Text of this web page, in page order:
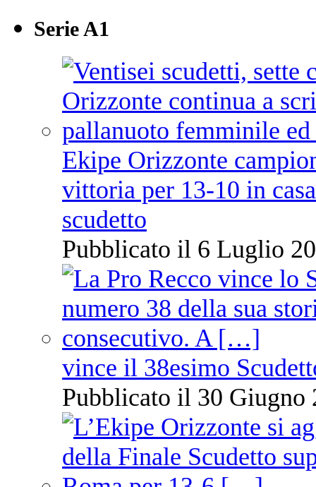
Serie A1
Ekipe Orizzonte
vittoria per 13-10 in
scudetto
Pubblicato il 6 Luglio
vince il 38esimo
Pubblicato il 30 Giugno